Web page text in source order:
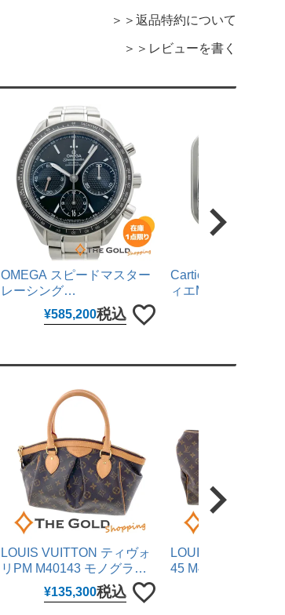
返品特約について
レビューを書く
OMEGA スピードマスター
レーシング
326.30.40.50.01.001 40mm
黒文字盤 ステンレス 自動巻
¥585,200税込
Cartier サントスド
ィエMM
LOUIS VUITTON ティヴォ
リPM M40143 モノグラム
キャンバス ブラウン ハンド
バッグ レディース ルイヴィ
¥135,300税込
LOUIS VUITTON
45 M41428 モノグ